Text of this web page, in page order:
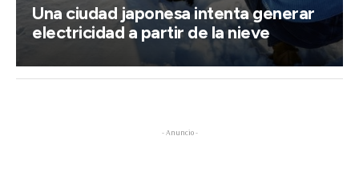
Una ciudad japonesa intenta generar
electricidad a partir de la nieve
- Anuncio -